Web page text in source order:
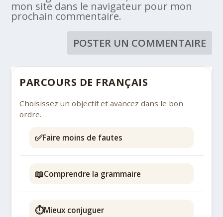
mon site dans le navigateur pour mon
prochain commentaire.
PARCOURS DE FRANÇAIS
Choisissez un objectif et avancez dans le bon
ordre.
✅Faire moins de fautes
📖Comprendre la grammaire
⏱️Mieux conjuguer